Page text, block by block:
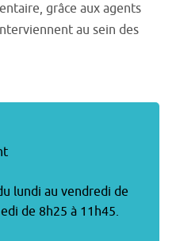
grâce aux agents
au sein des
lundi au vendredi de
de 8h25 à 11h45.